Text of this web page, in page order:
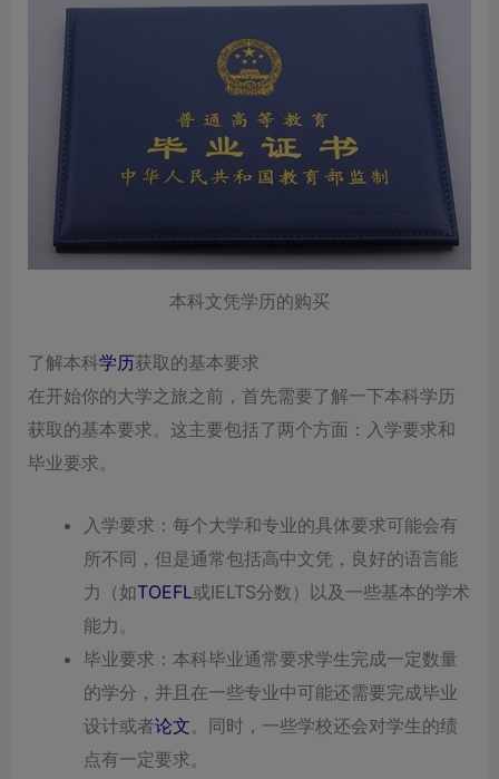
本科文凭学历的购买
了解本科学历获取的基本要求
在开始你的大学之旅之前，首先需要了解一下本科学历
获取的基本要求。这主要包括了两个方面：入学要求和
毕业要求。
入学要求：每个大学和专业的具体要求可能会有
所不同，但是通常包括高中文凭，良好的语言能
力（如TOEFL或IELTS分数）以及一些基本的学术
能力。
毕业要求：本科毕业通常要求学生完成一定数量
的学分，并且在一些专业中可能还需要完成毕业
设计或者论文。同时，一些学校还会对学生的绩
点有一定要求。